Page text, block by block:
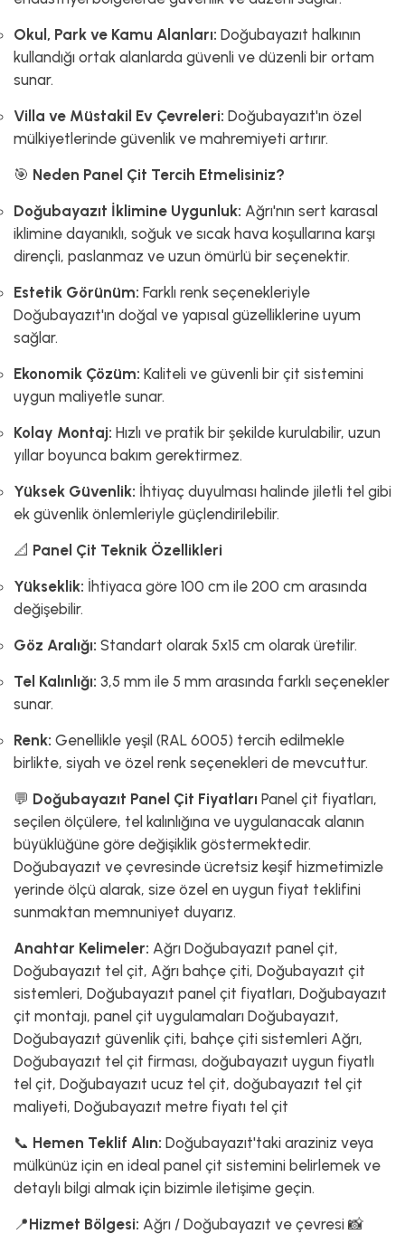
Okul, Park ve Kamu Alanları: Doğubayazıt halkının
kullandığı ortak alanlarda güvenli ve düzenli bir ortam
sunar.
Villa ve Müstakil Ev Çevreleri: Doğubayazıt'ın özel
mülkiyetlerinde güvenlik ve mahremiyeti artırır.
🎯 Neden Panel Çit Tercih Etmelisiniz?
Doğubayazıt İklimine Uygunluk: Ağrı'nın sert karasal
iklimine dayanıklı, soğuk ve sıcak hava koşullarına karşı
dirençli, paslanmaz ve uzun ömürlü bir seçenektir.
Estetik Görünüm: Farklı renk seçenekleriyle
Doğubayazıt'ın doğal ve yapısal güzelliklerine uyum
sağlar.
Ekonomik Çözüm: Kaliteli ve güvenli bir çit sistemini
uygun maliyetle sunar.
Kolay Montaj: Hızlı ve pratik bir şekilde kurulabilir, uzun
yıllar boyunca bakım gerektirmez.
Yüksek Güvenlik: İhtiyaç duyulması halinde jiletli tel gibi
ek güvenlik önlemleriyle güçlendirilebilir.
📐 Panel Çit Teknik Özellikleri
Yükseklik: İhtiyaca göre 100 cm ile 200 cm arasında
değişebilir.
Göz Aralığı: Standart olarak 5x15 cm olarak üretilir.
Tel Kalınlığı: 3,5 mm ile 5 mm arasında farklı seçenekler
sunar.
Renk: Genellikle yeşil (RAL 6005) tercih edilmekle
birlikte, siyah ve özel renk seçenekleri de mevcuttur.
💬 Doğubayazıt Panel Çit Fiyatları Panel çit fiyatları,
seçilen ölçülere, tel kalınlığına ve uygulanacak alanın
büyüklüğüne göre değişiklik göstermektedir.
Doğubayazıt ve çevresinde ücretsiz keşif hizmetimizle
yerinde ölçü alarak, size özel en uygun fiyat teklifini
sunmaktan memnuniyet duyarız.
Anahtar Kelimeler: Ağrı Doğubayazıt panel çit,
Doğubayazıt tel çit, Ağrı bahçe çiti, Doğubayazıt çit
sistemleri, Doğubayazıt panel çit fiyatları, Doğubayazıt
çit montajı, panel çit uygulamaları Doğubayazıt,
Doğubayazıt güvenlik çiti, bahçe çiti sistemleri Ağrı,
Doğubayazıt tel çit firması, doğubayazıt uygun fiyatlı
tel çit, Doğubayazıt ucuz tel çit, doğubayazıt tel çit
maliyeti, Doğubayazıt metre fiyatı tel çit
📞 Hemen Teklif Alın: Doğubayazıt'taki araziniz veya
mülkünüz için en ideal panel çit sistemini belirlemek ve
detaylı bilgi almak için bizimle iletişime geçin.
📍Hizmet Bölgesi: Ağrı / Doğubayazıt ve çevresi 📸